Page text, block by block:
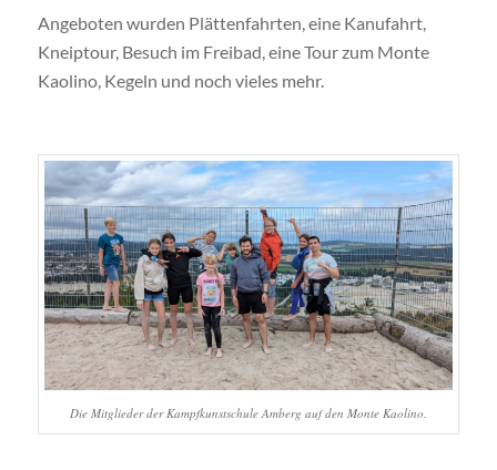
Angeboten wurden Plättenfahrten, eine Kanufahrt,
Kneiptour, Besuch im Freibad, eine Tour zum Monte
Kaolino, Kegeln und noch vieles mehr.
Die Mitglieder der Kampfkunstschule Amberg auf den Monte Kaolino.